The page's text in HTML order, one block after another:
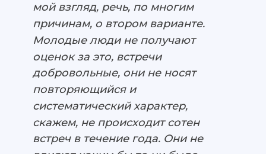
мой взгляд, речь, по многим
причинам, о втором варианте.
Молодые люди не получают
оценок за это, встречи
добровольные, они не носят
повторяющийся и
систематический характер,
скажем, не происходит сотен
встреч в течение года. Они не